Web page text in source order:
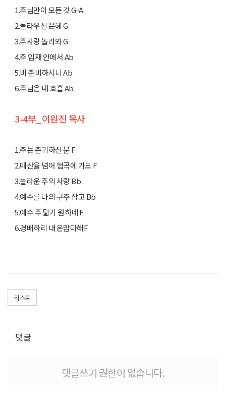
1.주님만이 모든 것 G-A
2.놀라우신 은혜 G
3.주사랑 놀라와 G
4.주 임재 안에서 Ab
5.비 준비하시니 Ab
6.주님은 내 호흡 Ab
3-4부_이원진 목사
1.주는 존귀하신 분 F
2.태산을 넘어 험곡에 가도 F
3.놀라운 주의 사랑 Bb
4.예수를 나의 구주 삼고 Bb
5.예수 주 닮기 원하네 F
6.경배하리 내 온맘다해F
리스트
댓글
댓글쓰기 권한이 없습니다.